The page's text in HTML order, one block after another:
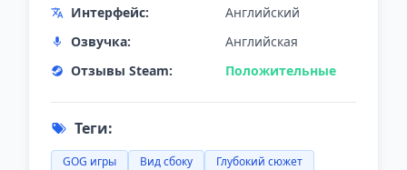
Интерфейс:
Английский
Озвучка:
Английская
Отзывы Steam:
Положительные
Теги:
GOG игры Вид сбоку
Глубокий сюжет